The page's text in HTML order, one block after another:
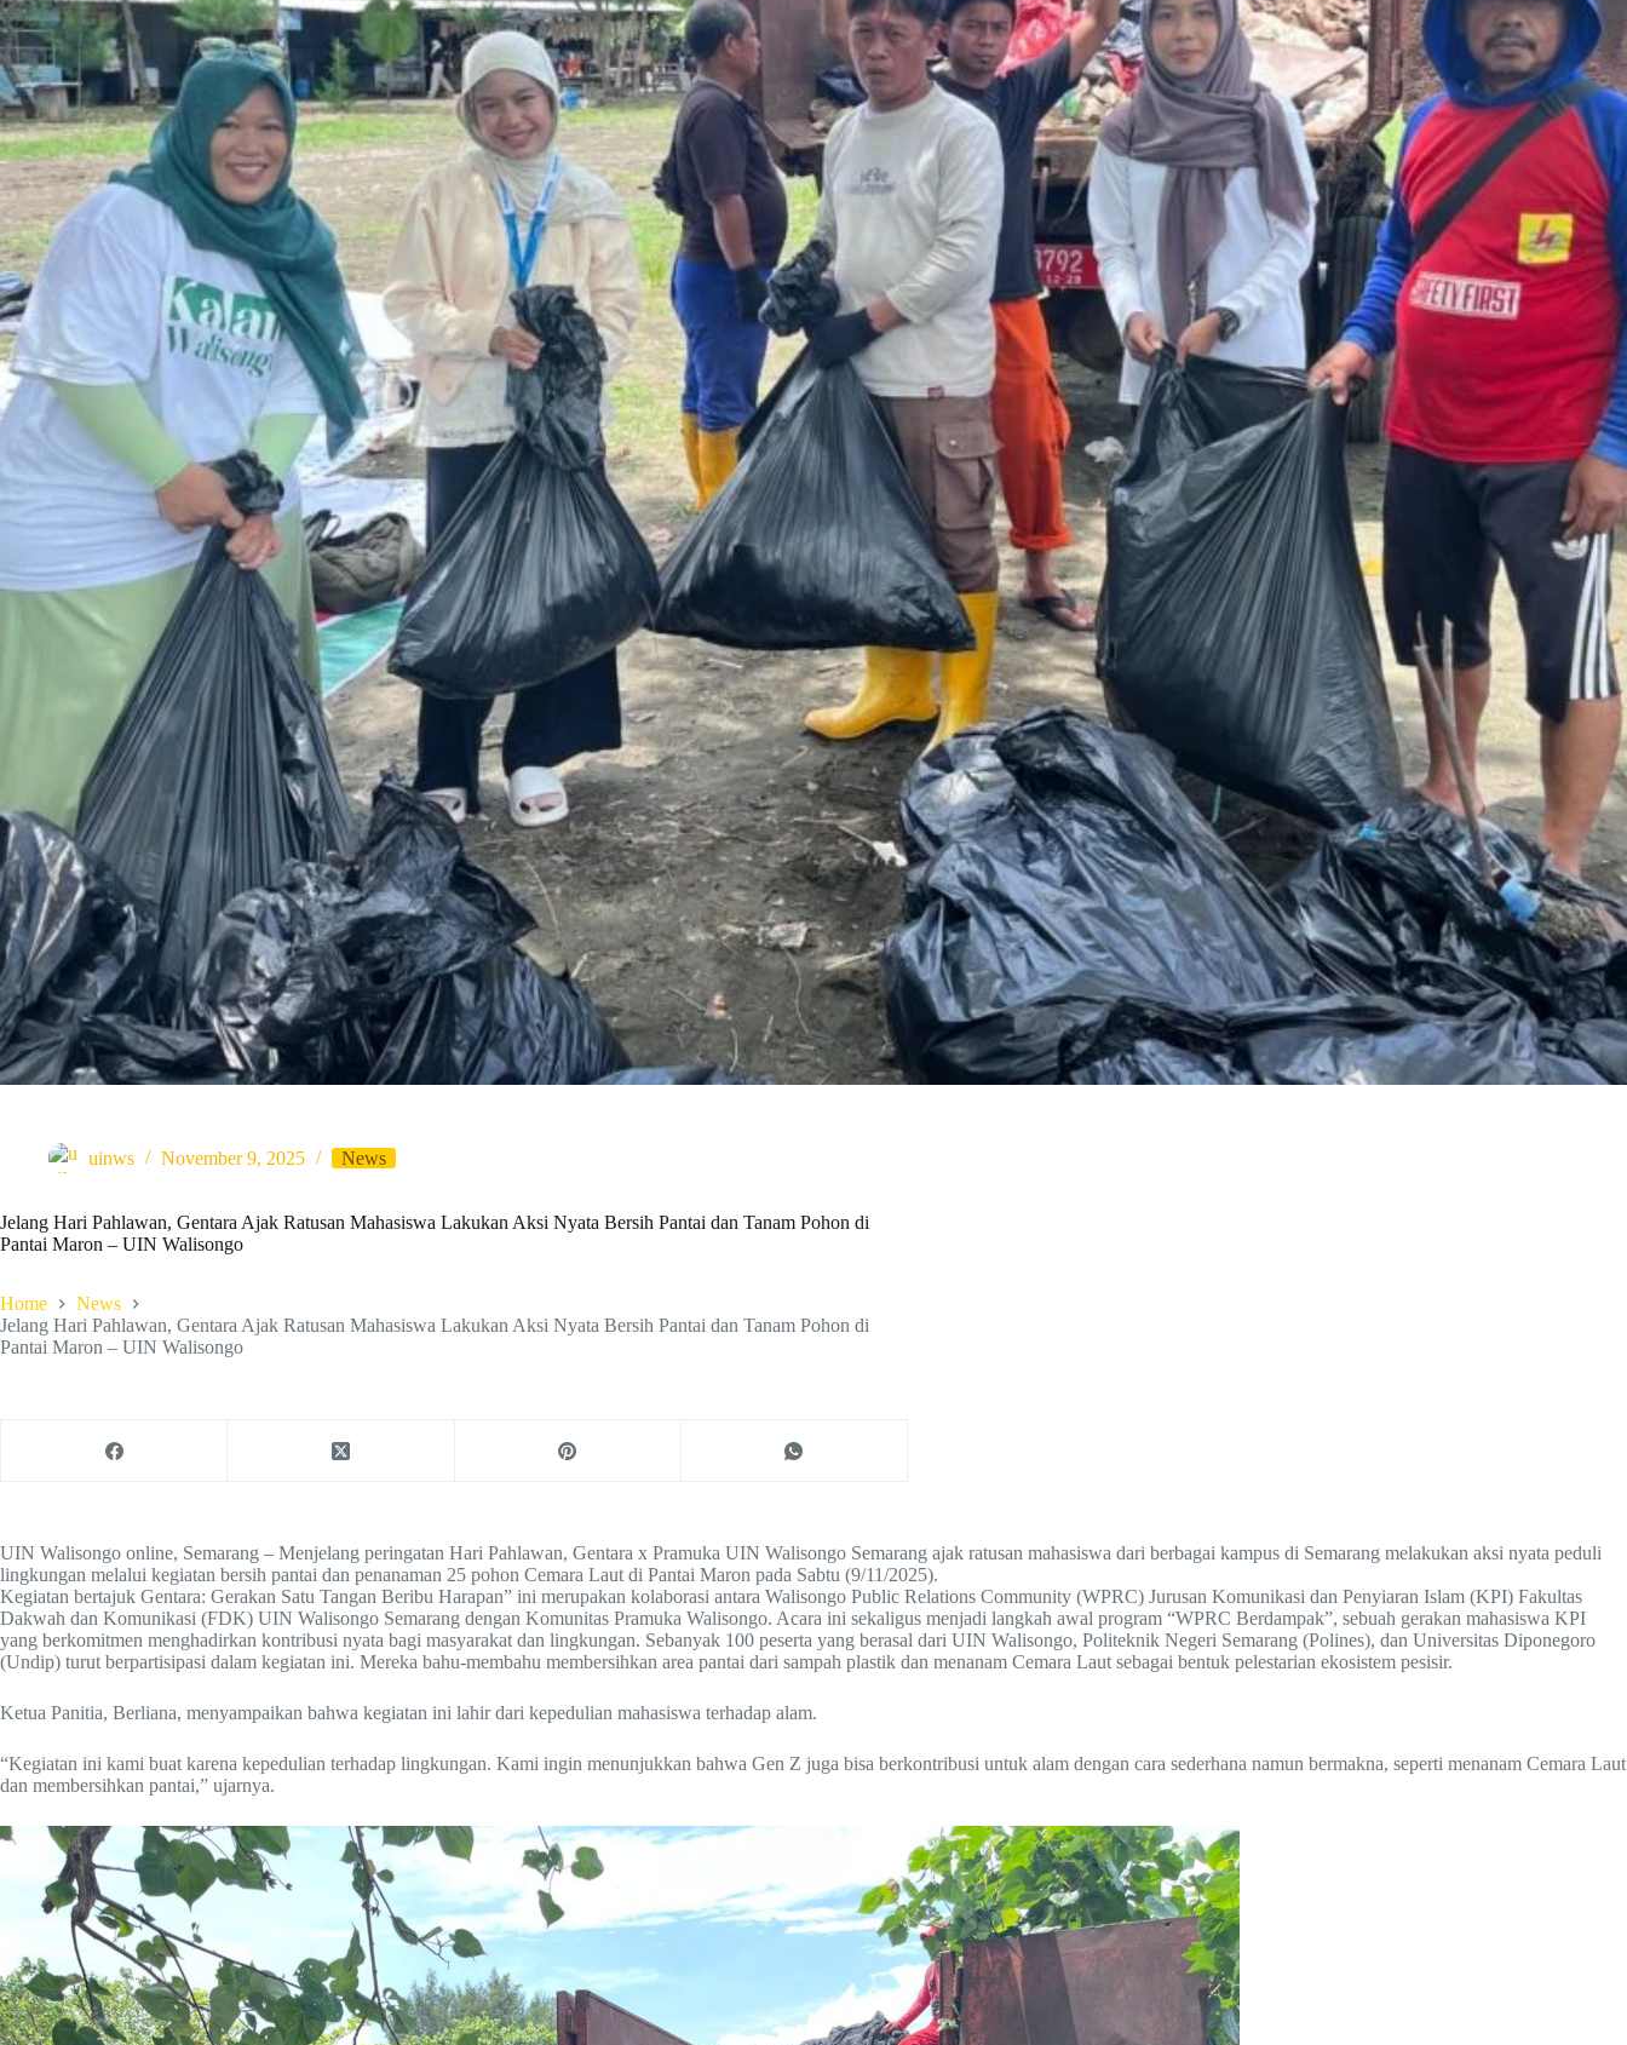
uinws November 9, 2025 News
Jelang Hari Pahlawan, Gentara Ajak Ratusan Mahasiswa Lakukan Aksi Nyata Bersih Pantai dan Tanam Pohon di
Pantai Maron – UIN Walisongo
Home
News
Jelang Hari Pahlawan, Gentara Ajak Ratusan Mahasiswa Lakukan Aksi Nyata Bersih Pantai dan Tanam Pohon di
Pantai Maron – UIN Walisongo
UIN Walisongo online, Semarang – Menjelang peringatan Hari Pahlawan, Gentara x Pramuka UIN Walisongo Semarang ajak ratusan mahasiswa dari berbagai kampus di Semarang melakukan aksi nyata peduli
lingkungan melalui kegiatan bersih pantai dan penanaman 25 pohon Cemara Laut di Pantai Maron pada Sabtu (9/11/2025).
Kegiatan bertajuk Gentara: Gerakan Satu Tangan Beribu Harapan” ini merupakan kolaborasi antara Walisongo Public Relations Community (WPRC) Jurusan Komunikasi dan Penyiaran Islam (KPI) Fakultas
Dakwah dan Komunikasi (FDK) UIN Walisongo Semarang dengan Komunitas Pramuka Walisongo. Acara ini sekaligus menjadi langkah awal program “WPRC Berdampak”, sebuah gerakan mahasiswa KPI
yang berkomitmen menghadirkan kontribusi nyata bagi masyarakat dan lingkungan. Sebanyak 100 peserta yang berasal dari UIN Walisongo, Politeknik Negeri Semarang (Polines), dan Universitas Diponegoro
(Undip) turut berpartisipasi dalam kegiatan ini. Mereka bahu-membahu membersihkan area pantai dari sampah plastik dan menanam Cemara Laut sebagai bentuk pelestarian ekosistem pesisir.
Ketua Panitia, Berliana, menyampaikan bahwa kegiatan ini lahir dari kepedulian mahasiswa terhadap alam.
“Kegiatan ini kami buat karena kepedulian terhadap lingkungan. Kami ingin menunjukkan bahwa Gen Z juga bisa berkontribusi untuk alam dengan cara sederhana namun bermakna, seperti menanam Cemara Laut
dan membersihkan pantai,” ujarnya.